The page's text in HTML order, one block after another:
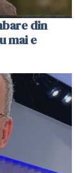
din
mai e